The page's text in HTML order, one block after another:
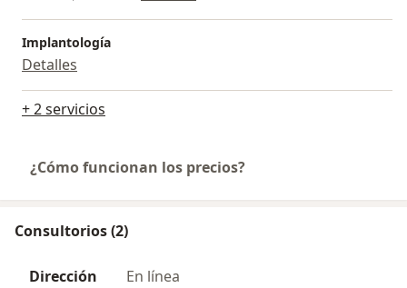
Implantología
Detalles
+ 2 servicios
¿Cómo funcionan los precios?
Consultorios (2)
Dirección En línea